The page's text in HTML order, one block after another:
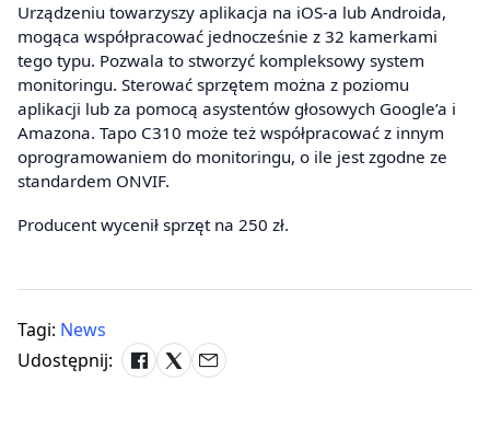
Urządzeniu towarzyszy aplikacja na iOS-a lub Androida,
mogąca współpracować jednocześnie z 32 kamerkami
tego typu. Pozwala to stworzyć kompleksowy system
monitoringu. Sterować sprzętem można z poziomu
aplikacji lub za pomocą asystentów głosowych Google’a i
Amazona. Tapo C310 może też współpracować z innym
oprogramowaniem do monitoringu, o ile jest zgodne ze
standardem ONVIF.
Producent wycenił sprzęt na 250 zł.
Tagi: News
Udostępnij: